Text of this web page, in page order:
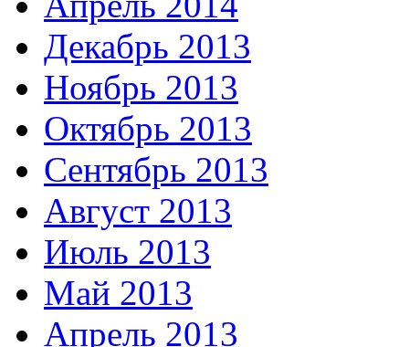
Декабрь 2013
Ноябрь 2013
Октябрь 2013
Сентябрь 2013
Август 2013
Июль 2013
Май 2013
Апрель 2013